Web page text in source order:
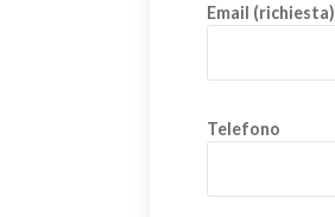
Email (richiesta)
Telefono